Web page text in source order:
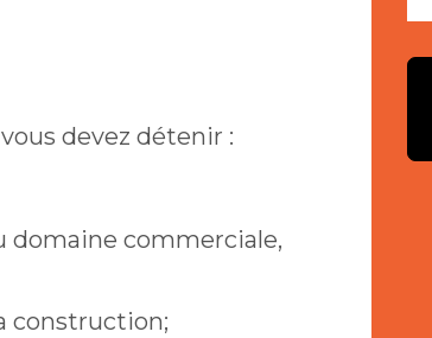
devez détenir :
domaine commerciale,
construction;